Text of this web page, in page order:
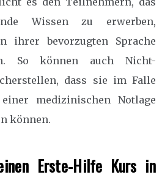
Wissen zu erwerben,
ihrer bevorzugten Sprache
So können auch Nicht-
dass sie im Falle
medizinischen Notlage
können.
Erste-Hilfe Kurs in